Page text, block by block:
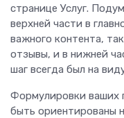
странице Услуг.
верхней части в
важного контента,
отзывы, и в нижней
шаг всегда был на
Формулировки ваших
быть ориентированы